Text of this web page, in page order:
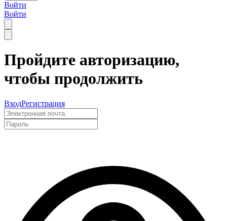
Войти
Войти
Пройдите авторизацию,
чтобы продолжить
ВходРегистрация